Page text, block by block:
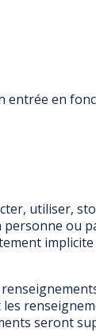
en
utiliser,
ou
seront